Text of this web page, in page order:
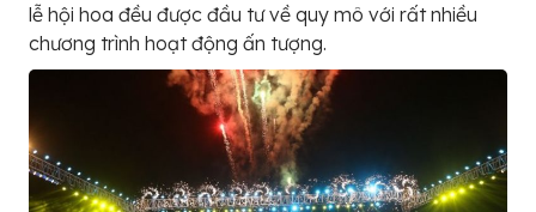
lễ hội hoa đều được đầu tư về quy mô với rất nhiều
chương trình hoạt động ấn tượng.